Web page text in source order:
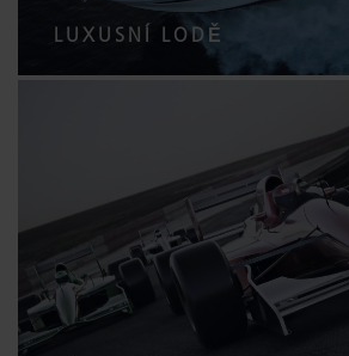
LUXUSNÍ LODĚ